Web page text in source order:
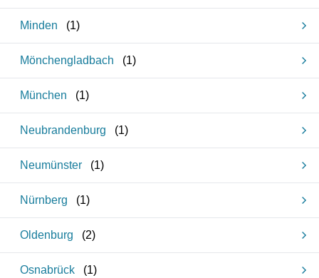
Minden (1)
Mönchengladbach (1)
München (1)
Neubrandenburg (1)
Neumünster (1)
Nürnberg (1)
Oldenburg (2)
Osnabrück (1)